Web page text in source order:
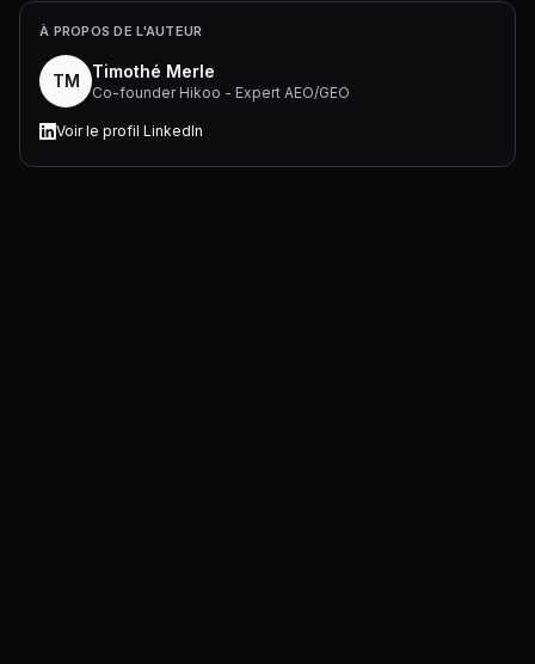
À PROPOS DE L'AUTEUR
TM Timothé Merle
Co-founder Hikoo - Expert AEO/GEO
Voir le profil LinkedIn